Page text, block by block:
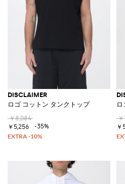
DISCLAIMER
ロゴ コットン タンクトップ
￥8,084
￥5,256
-35%
￥
￥